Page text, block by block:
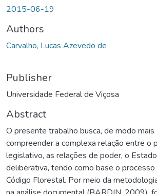
2015-06-19
Authors
Carvalho, Lucas Azevedo de
Publisher
Universidade Federal de Viçosa
Abstract
O presente trabalho busca, de modo mais
compreender a complexa relação entre o
legislativo, as relações de poder, o
deliberativa, tendo como base o
Código Florestal. Por meio da